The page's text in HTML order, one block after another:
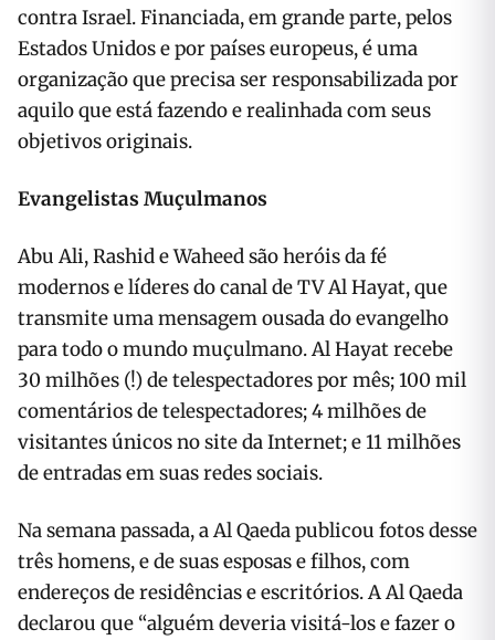
contra Israel. Financiada, em grande parte, pelos
Estados Unidos e por países europeus, é uma
organização que precisa ser responsabilizada por
aquilo que está fazendo e realinhada com seus
objetivos originais.
Evangelistas Muçulmanos
Abu Ali, Rashid e Waheed são heróis da fé
modernos e líderes do canal de TV Al Hayat, que
transmite uma mensagem ousada do evangelho
para todo o mundo muçulmano. Al Hayat recebe
30 milhões (!) de telespectadores por mês; 100 mil
comentários de telespectadores; 4 milhões de
visitantes únicos no site da Internet; e 11 milhões
de entradas em suas redes sociais.
Na semana passada, a Al Qaeda publicou fotos desse
três homens, e de suas esposas e filhos, com
endereços de residências e escritórios. A Al Qaeda
declarou que “alguém deveria visitá-los e fazer o